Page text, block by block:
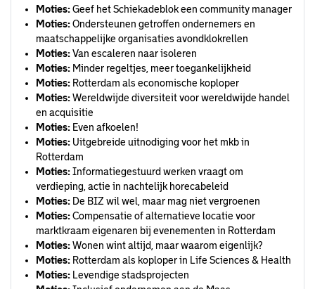
Moties:Geef het Schiekadeblok een community manager
Moties:Ondersteunen getroffen ondernemers en
maatschappelijke organisaties avondklokrellen
Moties:Van escaleren naar isoleren
Moties: Minder regeltjes, meer toegankelijkheid
Moties: Rotterdam als economische koploper
Moties:Wereldwijde diversiteit voor wereldwijde handel
en acquisitie
Moties: Even afkoelen!
Moties: Uitgebreide uitnodiging voor het mkb in
Rotterdam
Moties:Informatiegestuurd werken vraagt om
verdieping, actie in nachtelijk horecabeleid
Moties: De BIZ wil wel, maar mag niet vergroenen
Moties:Compensatie of alternatieve locatie voor
marktkraam eigenaren bij evenementen in Rotterdam
Moties:Wonen wint altijd, maar waarom eigenlijk?
Moties: Rotterdam als koploper in Life Sciences & Health
Moties: Levendige stadsprojecten